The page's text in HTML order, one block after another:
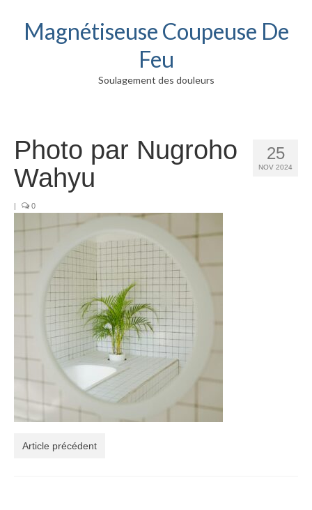
Magnétiseuse Coupeuse De
Feu
Soulagement des douleurs
25
NOV 2024
Photo par Nugroho
Wahyu
| 0
Article précédent